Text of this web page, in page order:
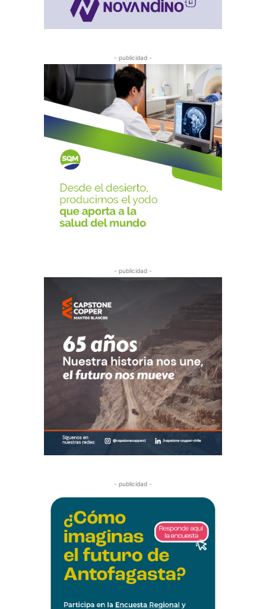
- publicidad -
- publicidad -
- publicidad -